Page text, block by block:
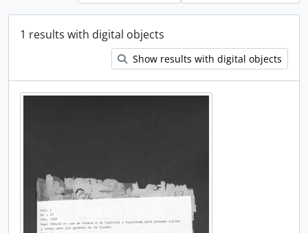
1 results with digital objects
Show results with digital objects